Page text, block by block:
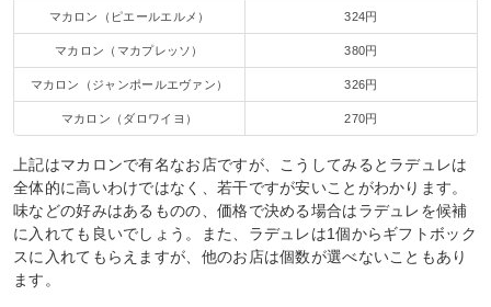
マカロン（ピエールエルメ） 324円
マカロン（マカプレッソ） 380円
マカロン（ジャンポールエヴァン） 326円
マカロン（ダロワイヨ） 270円
上記はマカロンで有名なお店ですが、こうしてみるとラデュレは
全体的に高いわけではなく、若干ですが安いことがわかります。
味などの好みはあるものの、価格で決める場合はラデュレを候補
に入れても良いでしょう。また、ラデュレは1個からギフトボック
スに入れてもらえますが、他のお店は個数が選べないこともあり
ます。